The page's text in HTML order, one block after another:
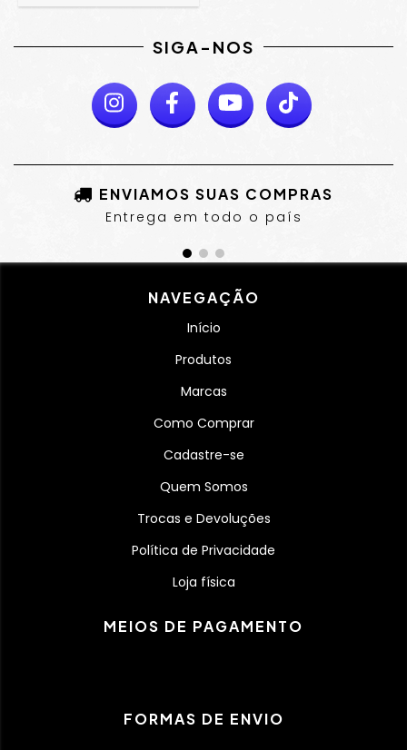
SIGA-NOS
ENVIAMOS SUAS COMPRAS
Entrega em todo o país
NAVEGAÇÃO
Início
Produtos
Marcas
Como Comprar
Cadastre-se
Quem Somos
Trocas e Devoluções
Política de Privacidade
Loja física
MEIOS DE PAGAMENTO
FORMAS DE ENVIO